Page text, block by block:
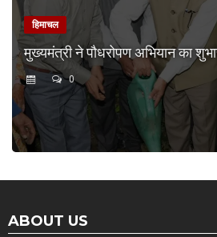
हिमाचल
मुख्यमंत्री ने पौधरोपण अभियान का
0
ABOUT US